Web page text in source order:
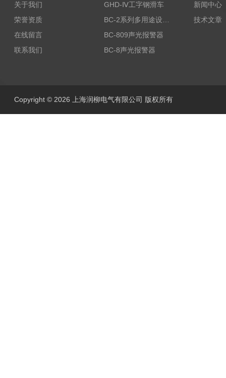
关于我们
荣誉资质
在线留言
联系我们
GHD-Ⅳ工字钢滑车
BC-809声光报警器
BC-8声光报警器
新闻中心
技术文章
Copyright © 2026 上海润柳电气有限公司 版权所有